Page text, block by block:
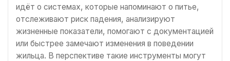
идёт о системах, которые напоминают о питье,
отслеживают риск падения, анализируют
жизненные показатели, помогают с документацией
или быстрее замечают изменения в поведении
жильца. В перспективе такие инструменты могут